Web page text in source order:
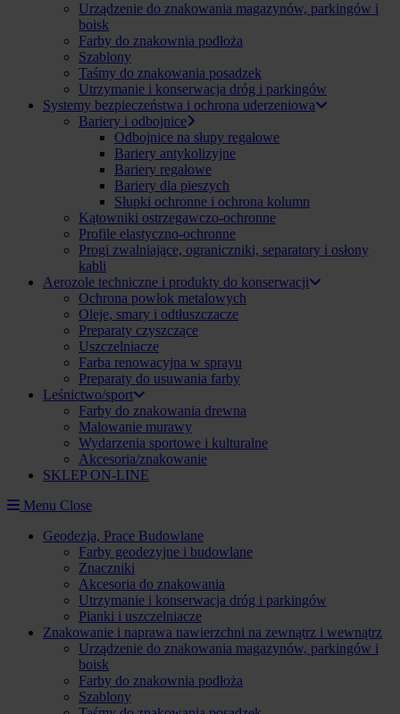
Urządzenie do znakowania magazynów, parkingów i
boisk
Farby do znakownia podłoża
Szablony
Taśmy do znakowania posadzek
Utrzymanie i konserwacja dróg i parkingów
Systemy bezpieczeństwa i ochrona uderzeniowa
Bariery i odbojnice
Odbojnice na słupy regałowe
Bariery antykolizyjne
Bariery regałowe
Bariery dla pieszych
Słupki ochronne i ochrona kolumn
Kątowniki ostrzegawczo-ochronne
Profile elastyczno-ochronne
Progi zwalniające, ograniczniki, separatory i osłony
kabli
Aerozole techniczne i produkty do konserwacji
Ochrona powłok metalowych
Oleje, smary i odtłuszczacze
Preparaty czyszczące
Uszczelniacze
Farba renowacyjna w sprayu
Preparaty do usuwania farby
Leśnictwo/sport
Farby do znakowania drewna
Malowanie murawy
Wydarzenia sportowe i kulturalne
Akcesoria/znakowanie
SKLEP ON-LINE
Menu Close
Geodezja, Prace Budowlane
Farby geodezyjne i budowlane
Znaczniki
Akcesoria do znakowania
Utrzymanie i konserwacja dróg i parkingów
Pianki i uszczelniacze
Znakowanie i naprawa nawierzchni na zewnątrz i wewnątrz
Urządzenie do znakowania magazynów, parkingów i
boisk
Farby do znakownia podłoża
Szablony